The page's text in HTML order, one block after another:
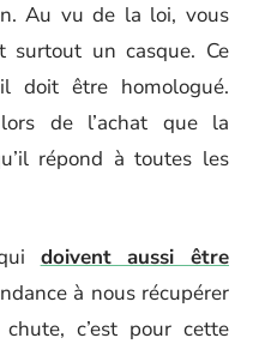
Au vu de la loi, vous
surtout un casque. Ce
doit être homologué.
lors de l’achat que la
répond à toutes les
doivent aussi être
à nous récupérer
c’est pour cette